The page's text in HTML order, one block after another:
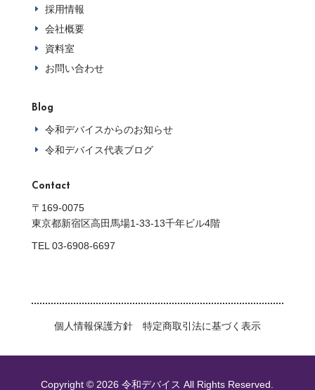
E 採用情報
E 会社概要
E 資料室
E お問い合わせ
Blog
E 令和デバイスからのお知らせ
E 令和デバイス代表ブログ
Contact
〒169-0075
東京都新宿区高田馬場1-33-13千年ビル4階
TEL 03-6908-6697
個人情報保護方針 特定商取引法に基づく表示
Copyright © 2026 令和デバイス All Rights Reserved.